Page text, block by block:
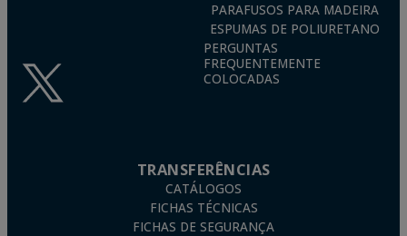
PARAFUSOS PARA MADEIRA
ESPUMAS DE POLIURETANO
PERGUNTAS
FREQUENTEMENTE
COLOCADAS
TRANSFERÊNCIAS
CATÁLOGOS
FICHAS TÉCNICAS
FICHAS DE SEGURANÇA